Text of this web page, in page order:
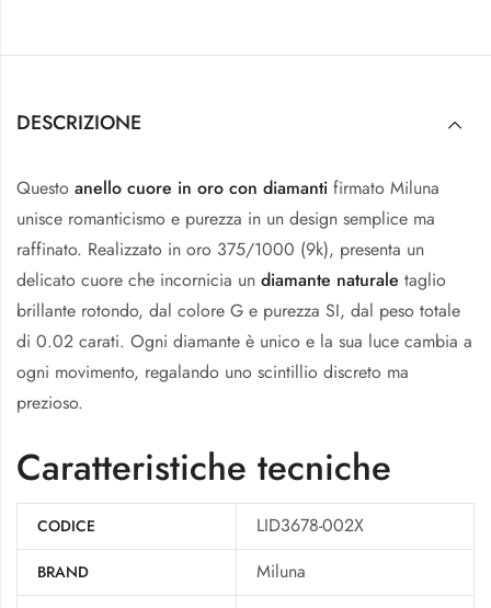
DESCRIZIONE
Questo anello cuore in oro con diamanti firmato Miluna
unisce romanticismo e purezza in un design semplice ma
raffinato. Realizzato in oro 375/1000 (9k), presenta un
delicato cuore che incornicia un diamante naturale taglio
brillante rotondo, dal colore G e purezza SI, dal peso totale
di 0.02 carati. Ogni diamante è unico e la sua luce cambia a
ogni movimento, regalando uno scintillio discreto ma
prezioso.
Caratteristiche tecniche
CODICE LID3678-002X
BRAND Miluna